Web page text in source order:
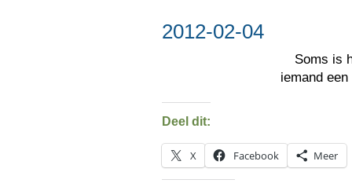
2012-02-04
Soms is
iemand een
Deel dit:
X Facebook Meer